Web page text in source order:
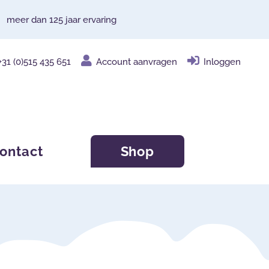
meer dan 125 jaar ervaring
(0)515 435 651 Account aanvragen Inloggen
Shop